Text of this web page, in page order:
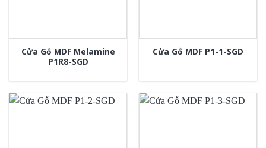
Cửa Gỗ MDF Melamine
P1R8-SGD
Cửa Gỗ MDF P1-1-SGD